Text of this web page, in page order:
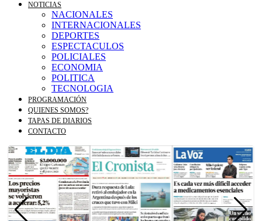
NOTICIAS
NACIONALES
INTERNACIONALES
DEPORTES
ESPECTACULOS
POLICIALES
ECONOMIA
POLITICA
TECNOLOGIA
PROGRAMACIÓN
QUIENES SOMOS?
TAPAS DE DIARIOS
CONTACTO